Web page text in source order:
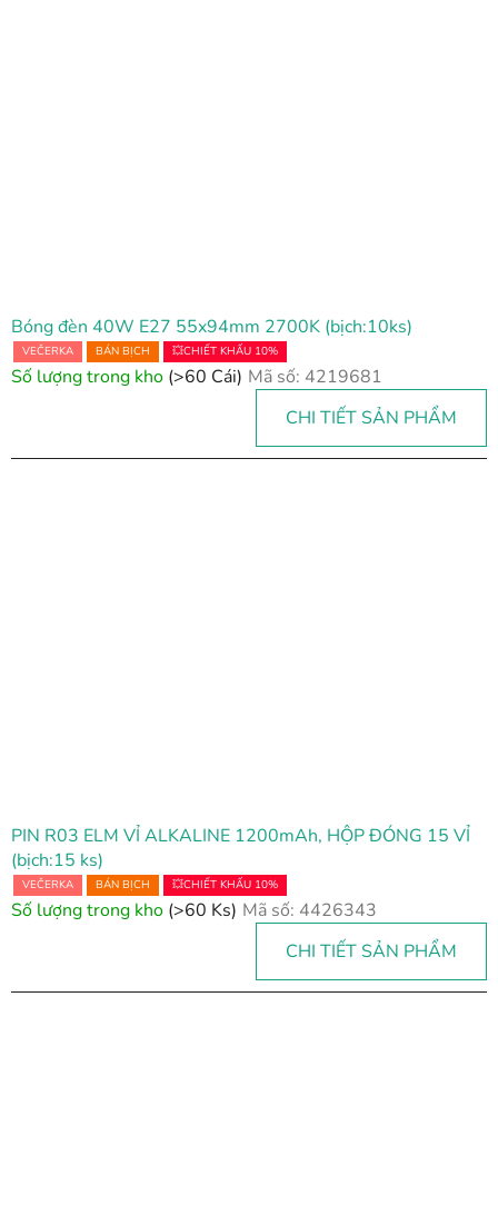
Bóng đèn 40W E27 55x94mm 2700K (bịch:10ks)
VEČERKA BÁN BỊCH 💥CHIẾT KHẤU 10%
Số lượng trong kho (>60 Cái) Mã số: 4219681
CHI TIẾT SẢN PHẨM
PIN R03 ELM VỈ ALKALINE 1200mAh, HỘP ĐÓNG 15 VỈ
(bịch:15 ks)
VEČERKA BÁN BỊCH 💥CHIẾT KHẤU 10%
Số lượng trong kho (>60 Ks) Mã số: 4426343
CHI TIẾT SẢN PHẨM